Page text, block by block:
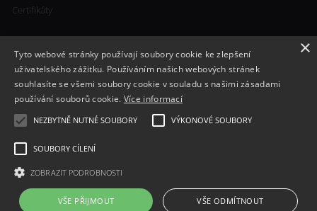
Certifikáty
RYCHLÝ KONTAKT
+420 608 138 367
info@bomba-cig.sk
×
Tyto webové stránky používají soubory cookie ke zlepšení
uživatelského zážitku. Používáním našich webových stránek
souhlasíte se všemi soubory cookie v souladu s našimi zásadami
používání souborů cookie. Více informací
NEZBYTNĚ NUTNÉ SOUBORY VÝKONOVÉ SOUBORY
SOUBORY CÍLENÍ
ZOBRAZIT PODROBNOSTI
VŠE PŘIJMOUT VŠE ODMÍTNOUT